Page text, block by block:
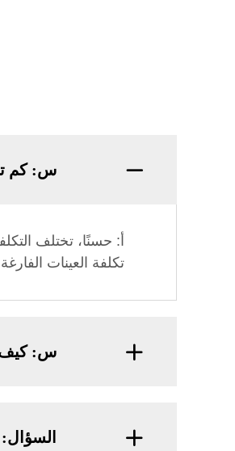
س: كم
أ: حسنًا، تختلف
تكلفة العينات
س: كيف